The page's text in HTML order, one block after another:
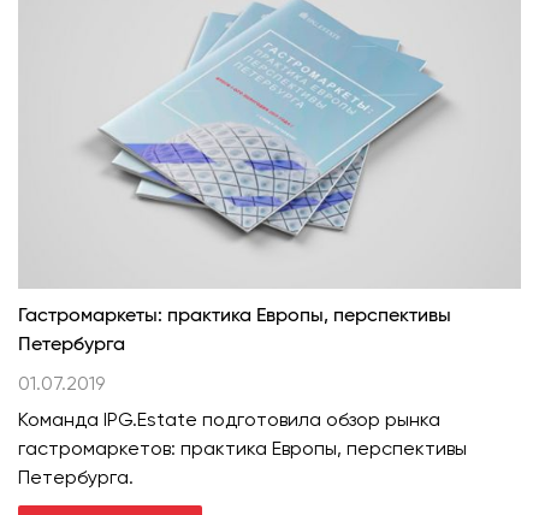
Гастромаркеты: практика Европы, перспективы
Петербурга
01.07.2019
Команда IPG.Estate подготовила обзор рынка
гастромаркетов: практика Европы, перспективы
Петербурга.